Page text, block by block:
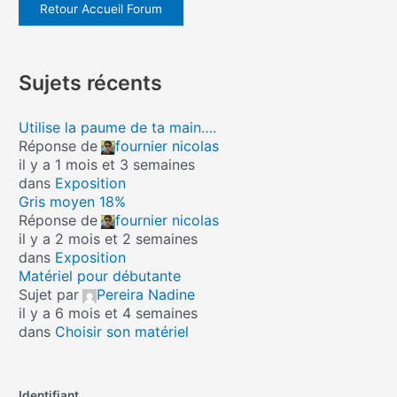
Retour Accueil Forum
Sujets récents
Utilise la paume de ta main….
Réponse de
fournier nicolas
il y a 1 mois et 3 semaines
dans Exposition
Gris moyen 18%
Réponse de
fournier nicolas
il y a 2 mois et 2 semaines
dans Exposition
Matériel pour débutante
Sujet par
Pereira Nadine
il y a 6 mois et 4 semaines
dans Choisir son matériel